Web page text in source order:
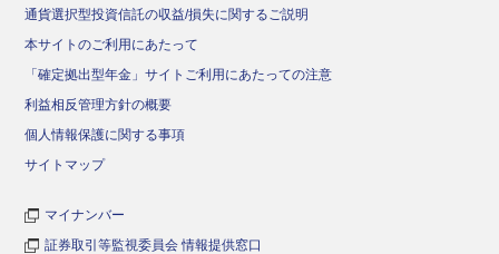
通貨選択型投資信託の収益/損失に関するご説明
本サイトのご利用にあたって
「確定拠出型年金」サイトご利用にあたっての注意
利益相反管理方針の概要
個人情報保護に関する事項
サイトマップ
マイナンバー
証券取引等監視委員会 情報提供窓口